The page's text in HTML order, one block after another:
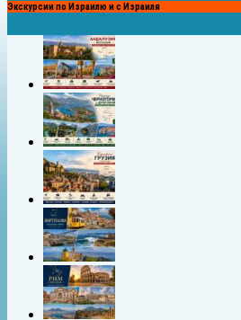
Экскурсии по Израилю и с Израиля